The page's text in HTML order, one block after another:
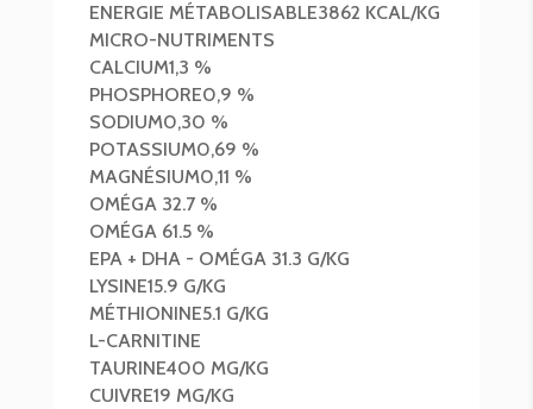
ENERGIE MÉTABOLISABLE3862 KCAL/KG
MICRO-NUTRIMENTS
CALCIUM1,3 %
PHOSPHORE0,9 %
SODIUM0,30 %
POTASSIUM0,69 %
MAGNÉSIUM0,11 %
OMÉGA 32.7 %
OMÉGA 61.5 %
EPA + DHA - OMÉGA 31.3 G/KG
LYSINE15.9 G/KG
MÉTHIONINE5.1 G/KG
L-CARNITINE
TAURINE400 MG/KG
CUIVRE19 MG/KG